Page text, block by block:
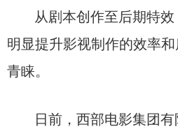
从剧本创作至后期特
明显提升影视制作的效率
青睐。
日前，西部电影集团